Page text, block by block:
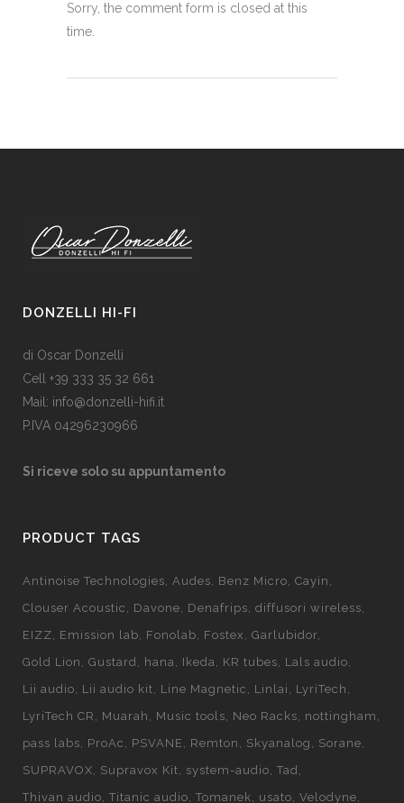
Sorry, the comment form is closed at this
time.
DONZELLI HI-FI
di Oscar Donzelli
Cell +39 333 35 32 661
Mail: info@donzelli-hifi.it
P.IVA 04296230966
Si riceve solo su appuntamento
PRODUCT TAGS
Antinoise Technologies Audes Benz Micro Cayin
Clouser Acoustic
Davone Denafrips diffusori wireless
EIZZ
Emission lab Fonolab Fostex
Garlubidor
Gold Lion
Gustard hana Ikeda KR tubes
Lals audio
Lii audio
Lii audio kit Line Magnetic Linlai
LyriTech
LyriTech CR
Muarah Music tools Neo Racks
nottingham
pass labs
ProAc PSVANE Remton Skyanalog
Sorane
SUPRAVOX
Supravox Kit system-audio Tad
Thivan audio Titanic audio Tomanek usato Velodyne